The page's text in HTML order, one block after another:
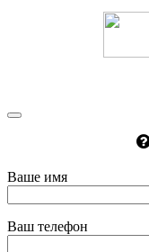
Ваше имя
Ваш телефон